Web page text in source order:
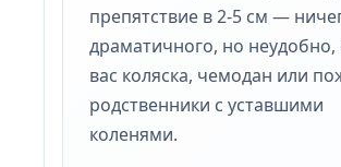
препятствие в 2-5 см —
драматичного, но неудобно,
вас коляска, чемодан или
родственники с уставшими
коленями.